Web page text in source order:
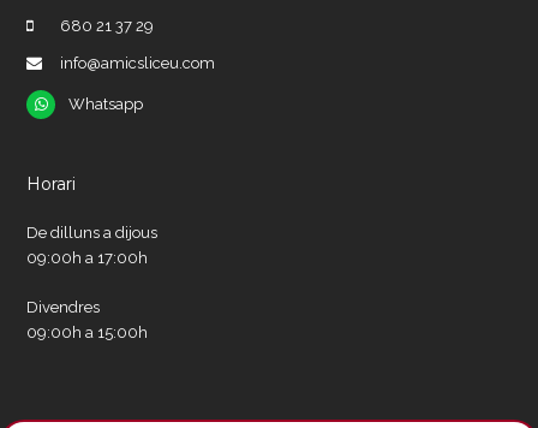
680 21 37 29
info@amicsliceu.com
Whatsapp
Whatsapp
Horari
De dilluns a dijous
09:00h a 17:00h
Divendres
09:00h a 15:00h